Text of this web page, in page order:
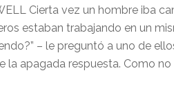
Cierta vez un hombre iba
estaban trabajando en un
– le preguntó a uno de
la apagada respuesta. Como no